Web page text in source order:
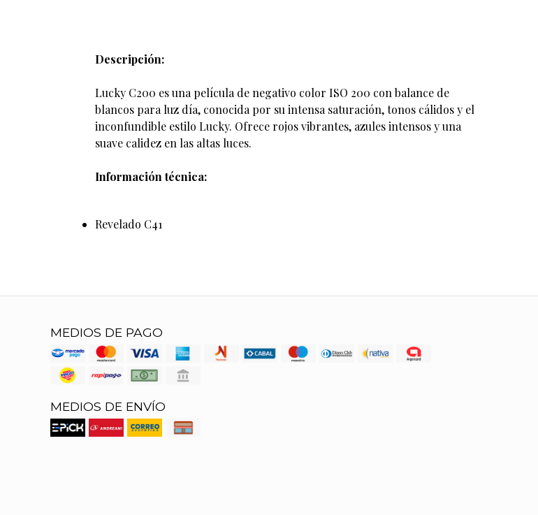
Descripción:
Lucky C200 es una película de negativo color ISO 200 con balance de
blancos para luz día, conocida por su intensa saturación, tonos cálidos y el
inconfundible estilo Lucky. Ofrece rojos vibrantes, azules intensos y una
suave calidez en las altas luces.
Información técnica:
Revelado C41
MEDIOS DE PAGO
MEDIOS DE ENVÍO